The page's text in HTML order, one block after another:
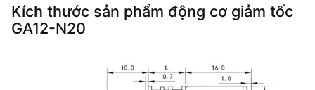
Kích thước sản phẩm động cơ giảm tốc
GA12-N20